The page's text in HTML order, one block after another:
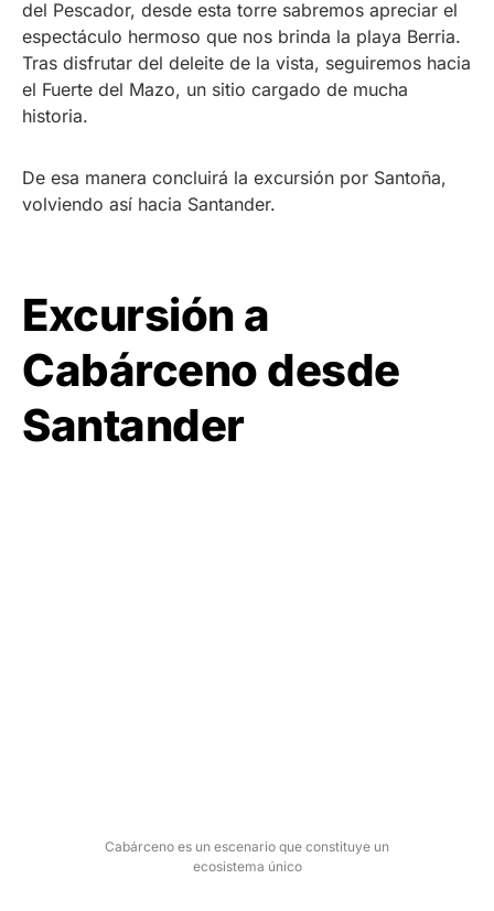
del Pescador, desde esta torre sabremos apreciar el
espectáculo hermoso que nos brinda la playa Berria.
Tras disfrutar del deleite de la vista, seguiremos hacia
el Fuerte del Mazo, un sitio cargado de mucha
historia.
De esa manera concluirá la excursión por Santoña,
volviendo así hacia Santander.
Excursión a
Cabárceno desde
Santander
Cabárceno es un escenario que constituye un
ecosistema único